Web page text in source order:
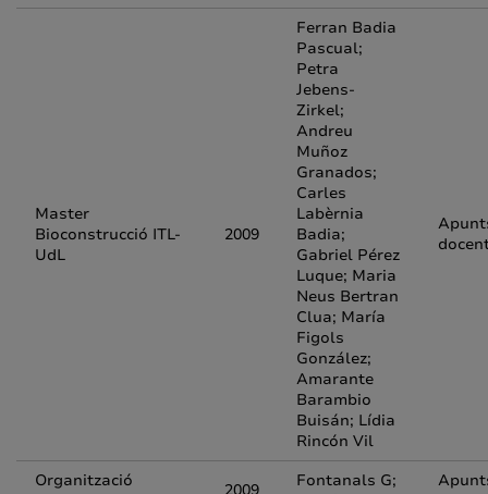
Master
Bioconstrucció ITL-
UdL
2009
Ferran Badia
Pascual;
Petra
Jebens-
Zirkel;
Andreu
Muñoz
Granados;
Carles
Labèrnia
Badia;
Gabriel Pérez
Luque; Maria
Neus Bertran
Clua; María
Figols
González;
Amarante
Barambio
Buisán; Lídia
Rincón Vil
Organització
Fontanals G;